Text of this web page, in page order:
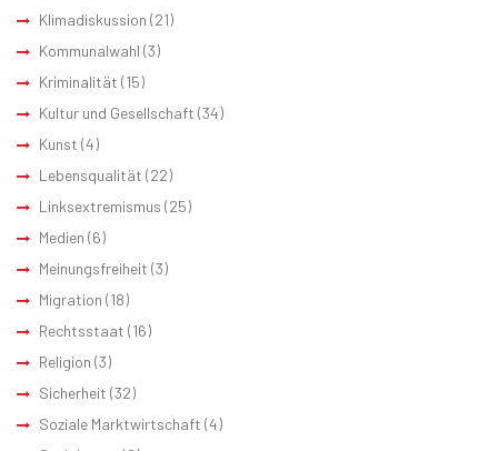
Klimadiskussion (21)
Kommunalwahl (3)
Kriminalität (15)
Kultur und Gesellschaft (34)
Kunst (4)
Lebensqualität (22)
Linksextremismus (25)
Medien (6)
Meinungsfreiheit (3)
Migration (18)
Rechtsstaat (16)
Religion (3)
Sicherheit (32)
Soziale Marktwirtschaft (4)